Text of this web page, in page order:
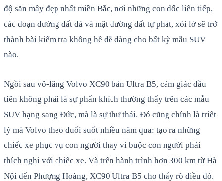
độ săn mây đẹp nhất miền Bắc, nơi những con dốc liên tiếp,
các đoạn đường đất đá và mặt đường đất tự phát, xói lở sẽ trở
thành bài kiểm tra không hề dễ dàng cho bất kỳ mẫu SUV
nào.
Ngồi sau vô-lăng Volvo XC90 bản Ultra B5, cảm giác đầu
tiên không phải là sự phấn khích thường thấy trên các mẫu
SUV hạng sang Đức, mà là sự thư thái. Đó cũng chính là triết
lý mà Volvo theo đuổi suốt nhiều năm qua: tạo ra những
chiếc xe phục vụ con người thay vì buộc con người phải
thích nghi với chiếc xe. Và trên hành trình hơn 300 km từ Hà
Nội đến Phượng Hoàng, XC90 Ultra B5 cho thấy rõ điều đó.